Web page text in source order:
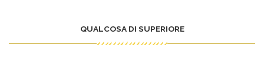
QUALCOSA DI SUPERIORE